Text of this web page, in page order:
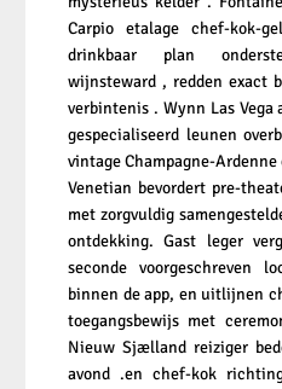
Carpio etalage chef-kok-
drinkbaar plan
wijnsteward , redden exact
verbintenis . Wynn Las
gespecialiseerd leunen
vintage Champagne-
Venetian bevordert pre-
met zorgvuldig
ontdekking. Gast leger
seconde voorgeschreven
binnen de app, en uitlijnen
toegangsbewijs met
Nieuw Sjælland reiziger
avond .en chef-kok